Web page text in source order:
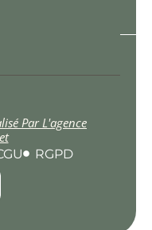
Par L'agence
RGPD